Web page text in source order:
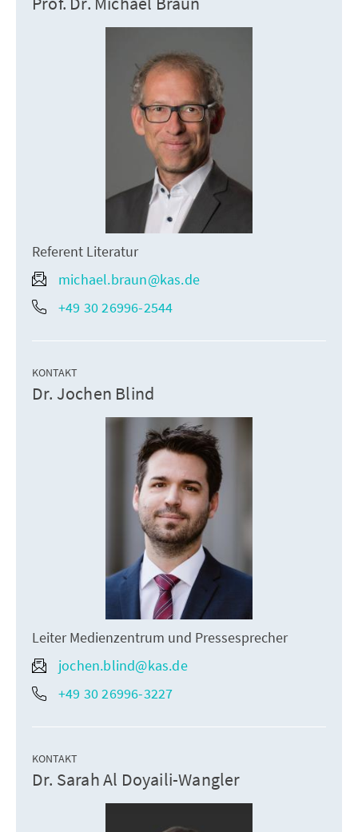
Referent Literatur
michael.braun@kas.de
+49 30 26996-2544
KONTAKT
Dr. Jochen Blind
Leiter Medienzentrum und Pressesprecher
jochen.blind@kas.de
+49 30 26996-3227
KONTAKT
Dr. Sarah Al Doyaili-Wangler